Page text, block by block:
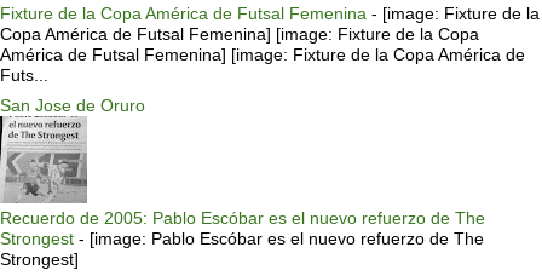
Fixture de la Copa América de Futsal Femenina - [image: Fixture de la
Copa América de Futsal Femenina] [image: Fixture de la Copa
América de Futsal Femenina] [image: Fixture de la Copa América de
Futs...
San Jose de Oruro
Recuerdo de 2005: Pablo Escóbar es el nuevo refuerzo de The
Strongest - [image: Pablo Escóbar es el nuevo refuerzo de The
Strongest]